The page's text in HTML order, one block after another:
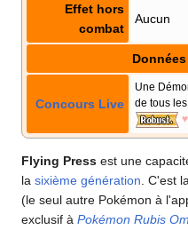
Effet hors
combat
Aucun
Concours Live
Une
de tous
Flying Press est une
la sixième génération . C'est la
(le seul autre Pokémon à
exclusif à Pokémon Rubis